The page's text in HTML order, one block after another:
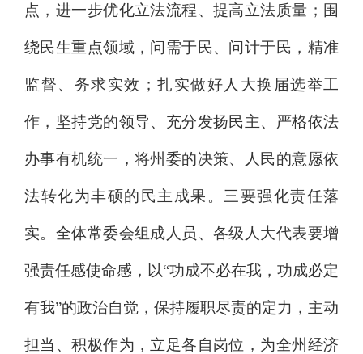
点，进一步优化立法流程、提高立法质量；围
绕民生重点领域，问需于民、问计于民，精准
监督、务求实效；扎实做好人大换届选举工
作，坚持党的领导、充分发扬民主、严格依法
办事有机统一，将州委的决策、人民的意愿依
法转化为丰硕的民主成果。 三要强化责任落
实。 全体常委会组成人员、各级人大代表要增
强责任感使命感，以“功成不必在我，功成必定
有我”的政治自觉， 保持履职尽责的定力， 主动
担当、积极作为，立足各自岗位，为全州经济